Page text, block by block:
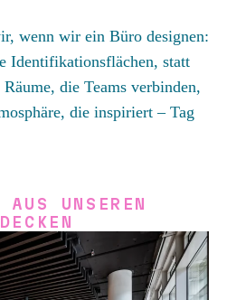
wenn wir ein Büro designen:
Identifikationsflächen, statt
die Teams verbinden,
die inspiriert – Tag
UNSEREN